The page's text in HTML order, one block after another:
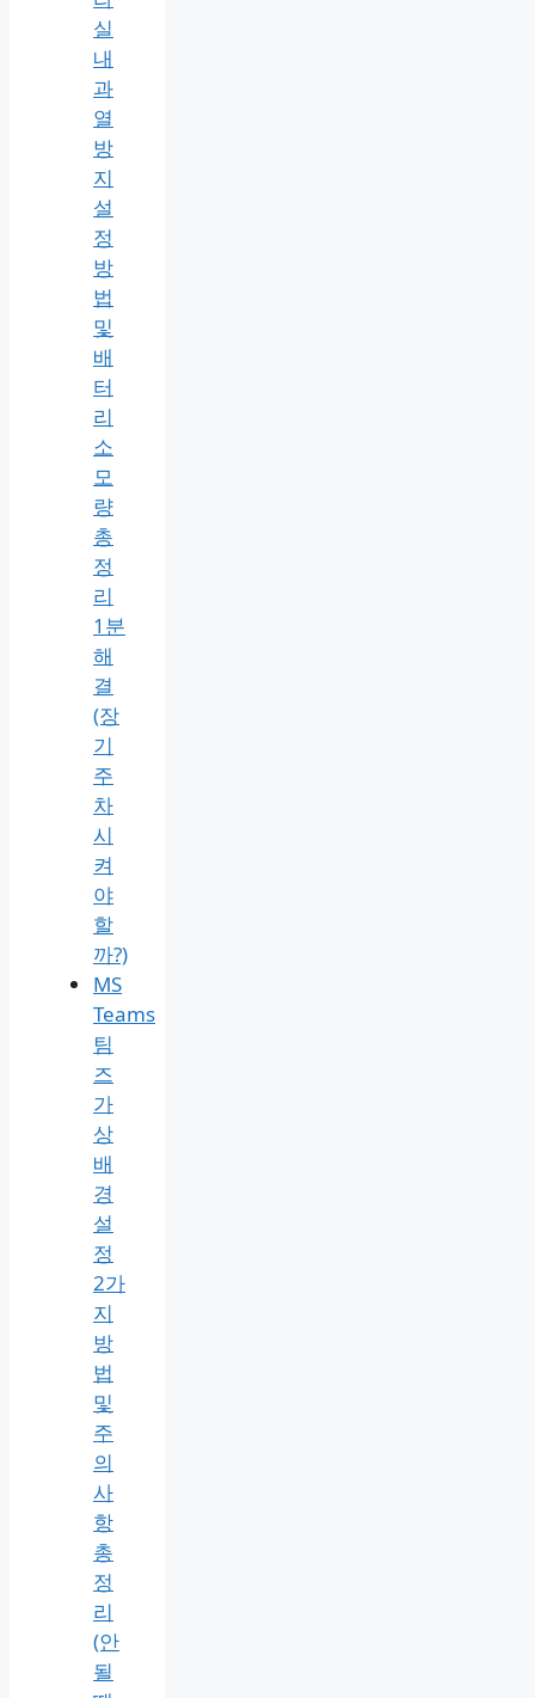
실
내
과
열
방
지
설
정
방
법
및
배
터
리
소
모
량
총
정
리
1분
해
결
(장
기
주
차
시
켜
야
할
까?)
MS
Teams
팀
즈
가
상
배
경
설
정
2가
지
방
법
및
주
의
사
항
총
정
리
(안
될